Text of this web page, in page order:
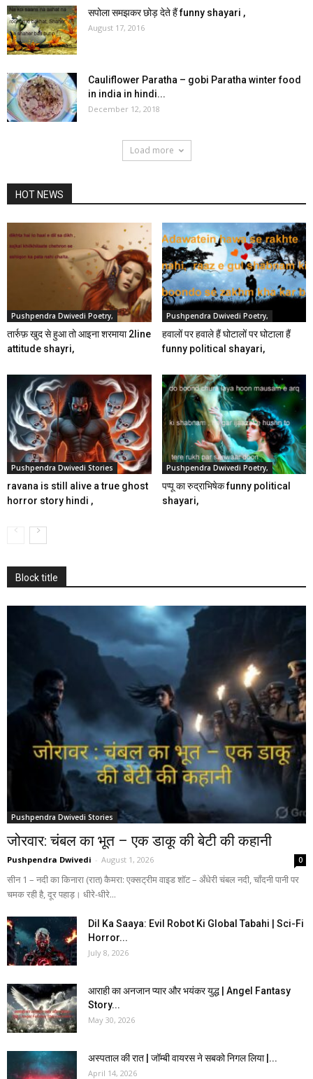
सपोला समझकर छोड़ देते हैं funny shayari ,
August 17, 2016
Cauliflower Paratha – gobi Paratha winter food
in india in hindi...
December 12, 2018
Load more
HOT NEWS
Pushpendra Dwivedi Poetry,
तार्रुफ़ खुद से हुआ तो आइना शरमाया 2line
attitude shayri,
Pushpendra Dwivedi Poetry,
हवालों पर हवाले हैं घोटालों पर घोटाला हैं
funny political shayari,
Pushpendra Dwivedi Stories
ravana is still alive a true ghost
horror story hindi ,
Pushpendra Dwivedi Poetry,
पप्पू का रुद्राभिषेक funny political
shayari,
Block title
Pushpendra Dwivedi Stories
जोरवार: चंबल का भूत – एक डाकू की बेटी की कहानी
Pushpendra Dwivedi - August 1, 2026 0
सीन 1 – नदी का किनारा (रात) कैमरा: एक्सट्रीम वाइड शॉट – अँधेरी चंबल नदी, चाँदनी पानी पर
चमक रही है, दूर पहाड़। धीरे-धीरे...
Dil Ka Saaya: Evil Robot Ki Global Tabahi | Sci-Fi
Horror...
July 8, 2026
आराही का अनजान प्यार और भयंकर युद्ध | Angel Fantasy
Story...
May 30, 2026
अस्पताल की रात | जॉम्बी वायरस ने सबको निगल लिया |...
April 14, 2026